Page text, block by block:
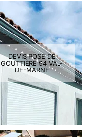
DEVIS POSE DE
GOUTTIÈRE 94 VAL-
DE-MARNE